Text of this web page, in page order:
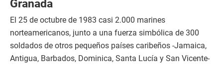
Granada
El 25 de octubre de 1983 casi 2.000 marines
norteamericanos, junto a una fuerza simbólica de 300
soldados de otros pequeños países caribeños -Jamaica,
Antigua, Barbados, Dominica, Santa Lucía y San Vicente-